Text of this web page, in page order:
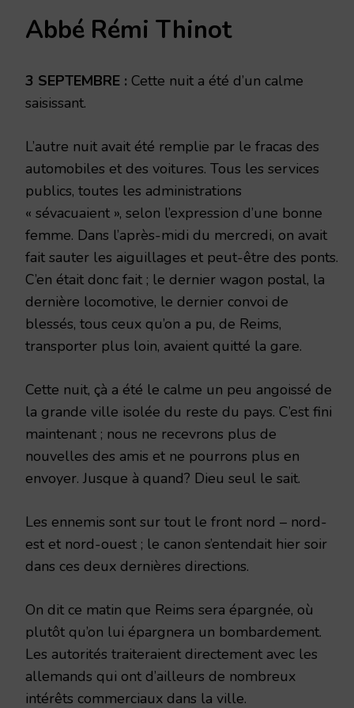
SEPTEMBRE
2014
Abbé Rémi Thinot
3 SEPTEMBRE : Cette nuit a été d’un calme
saisissant.
L’autre nuit avait été remplie par le fracas des
automobiles et des voitures. Tous les services
publics, toutes les administrations
« sévacuaient », selon l’expression d’une bonne
femme. Dans l’après-midi du mercredi, on avait
fait sauter les aiguillages et peut-être des ponts.
C’en était donc fait ; le dernier wagon postal, la
dernière locomotive, le dernier convoi de
blessés, tous ceux qu’on a pu, de Reims,
transporter plus loin, avaient quitté la gare.
Cette nuit, çà a été le calme un peu angoissé de
la grande ville isolée du reste du pays. C’est fini
maintenant ; nous ne recevrons plus de
nouvelles des amis et ne pourrons plus en
envoyer. Jusque à quand? Dieu seul le sait.
Les ennemis sont sur tout le front nord – nord-
est et nord-ouest ; le canon s’entendait hier soir
dans ces deux dernières directions.
On dit ce matin que Reims sera épargnée, où
plutôt qu’on lui épargnera un bombardement.
Les autorités traiteraient directement avec les
allemands qui ont d’ailleurs de nombreux
intérêts commerciaux dans la ville.